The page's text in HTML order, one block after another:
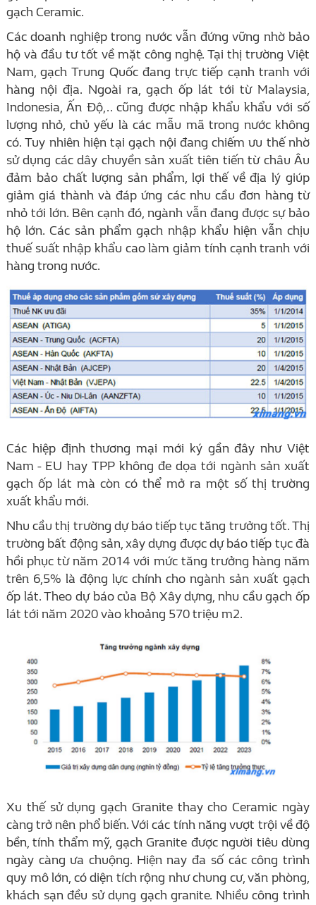
gạch Ceramic.
Các doanh nghiệp trong nước vẫn đứng vững nhờ bảo
hộ và đầu tư tốt về mặt công nghệ. Tại thị trường Việt
Nam, gạch Trung Quốc đang trực tiếp cạnh tranh với
hàng nội địa. Ngoài ra, gạch ốp lát tới từ Malaysia,
Indonesia, Ấn Độ,.. cũng được nhập khẩu khẩu với số
lượng nhỏ, chủ yếu là các mẫu mã trong nước không
có. Tuy nhiên hiện tại gạch nội đang chiếm ưu thế nhờ
sử dụng các dây chuyền sản xuất tiên tiến từ châu Âu
đảm bảo chất lượng sản phẩm, lợi thế về địa lý giúp
giảm giá thành và đáp ứng các nhu cầu đơn hàng từ
nhỏ tới lớn. Bên cạnh đó, ngành vẫn đang được sự bảo
hộ lớn. Các sản phẩm gạch nhập khẩu hiện vẫn chịu
thuế suất nhập khẩu cao làm giảm tính cạnh tranh với
hàng trong nước.
Các hiệp định thương mại mới ký gần đây như Việt
Nam - EU hay TPP không đe dọa tới ngành sản xuất
gạch ốp lát mà còn có thể mở ra một số thị trường
xuất khẩu mới.
Nhu cầu thị trường dự báo tiếp tục tăng trưởng tốt. Thị
trường bất động sản, xây dựng được dự báo tiếp tục đà
hồi phục từ năm 2014 với mức tăng trưởng hàng năm
trên 6,5% là động lực chính cho ngành sản xuất gạch
ốp lát. Theo dự báo của Bộ Xây dựng, nhu cầu gạch ốp
lát tới năm 2020 vào khoảng 570 triệu m2.
Xu thế sử dụng gạch Granite thay cho Ceramic ngày
càng trở nên phổ biến. Với các tính năng vượt trội về độ
bền, tính thẩm mỹ, gạch Granite được người tiêu dùng
ngày càng ưa chuộng. Hiện nay đa số các công trình
quy mô lớn, có diện tích rộng như chung cư, văn phòng,
khách sạn đều sử dụng gạch granite. Nhiều công trình